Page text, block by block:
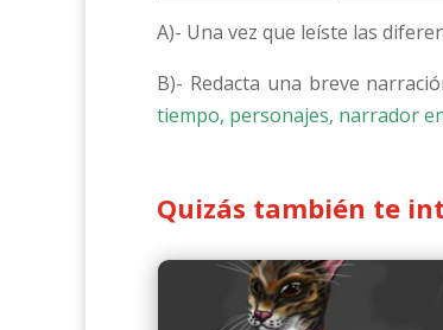
A)- Una vez que leíste las
B)- Redacta una breve
tiempo, personajes, narrador
Quizás también te